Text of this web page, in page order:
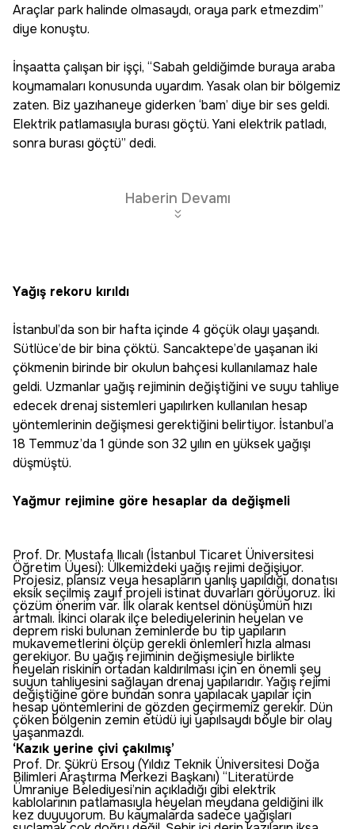
Araçlar park halinde olmasaydı, oraya park etmezdim”
diye konuştu.
İnşaatta çalışan bir işçi, “Sabah geldiğimde buraya araba
koymamaları konusunda uyardım. Yasak olan bir bölgemiz
zaten. Biz yazıhaneye giderken ‘bam’ diye bir ses geldi.
Elektrik patlamasıyla burası göçtü. Yani elektrik patladı,
sonra burası göçtü” dedi.
Haberin Devamı
Yağış rekoru kırıldı
İstanbul’da son bir hafta içinde 4 göçük olayı yaşandı.
Sütlüce’de bir bina çöktü. Sancaktepe’de yaşanan iki
çökmenin birinde bir okulun bahçesi kullanılamaz hale
geldi. Uzmanlar yağış rejiminin değiştiğini ve suyu tahliye
edecek drenaj sistemleri yapılırken kullanılan hesap
yöntemlerinin değişmesi gerektiğini belirtiyor. İstanbul’a
18 Temmuz’da 1 günde son 32 yılın en yüksek yağışı
düşmüştü.
Yağmur rejimine göre hesaplar da değişmeli
Prof. Dr. Mustafa Ilıcalı (İstanbul Ticaret Üniversitesi
Öğretim Üyesi): Ülkemizdeki yağış rejimi değişiyor.
Projesiz, plansız veya hesapların yanlış yapıldığı, donatısı
eksik seçilmiş zayıf projeli istinat duvarları görüyoruz. İki
çözüm önerim var. İlk olarak kentsel dönüşümün hızı
artmalı. İkinci olarak ilçe belediyelerinin heyelan ve
deprem riski bulunan zeminlerde bu tip yapıların
mukavemetlerini ölçüp gerekli önlemleri hızla alması
gerekiyor. Bu yağış rejiminin değişmesiyle birlikte
heyelan riskinin ortadan kaldırılması için en önemli şey
suyun tahliyesini sağlayan drenaj yapılarıdır. Yağış rejimi
değiştiğine göre bundan sonra yapılacak yapılar için
hesap yöntemlerini de gözden geçirmemiz gerekir. Dün
çöken bölgenin zemin etüdü iyi yapılsaydı böyle bir olay
yaşanmazdı.
‘Kazık yerine çivi çakılmış’
Prof. Dr. Şükrü Ersoy (Yıldız Teknik Üniversitesi Doğa
Bilimleri Araştırma Merkezi Başkanı) “Literatürde
Ümraniye Belediyesi’nin açıkladığı gibi elektrik
kablolarının patlamasıyla heyelan meydana geldiğini ilk
kez duyuyorum. Bu kaymalarda sadece yağışları